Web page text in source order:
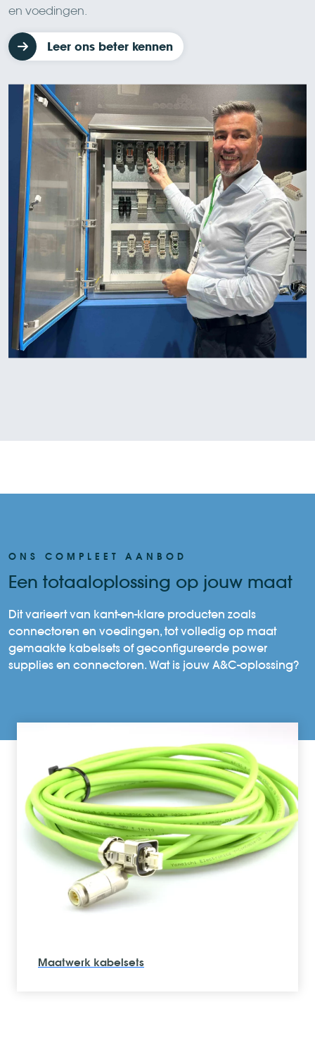
en voedingen.
Leer ons beter kennen
ONS COMPLEET AANBOD
Een totaaloplossing op jouw maat
Dit varieert van kant-en-klare producten zoals
connectoren en voedingen, tot volledig op maat
gemaakte kabelsets of geconfigureerde power
supplies en connectoren. Wat is jouw A&C-oplossing?
Configureerbare voedingen